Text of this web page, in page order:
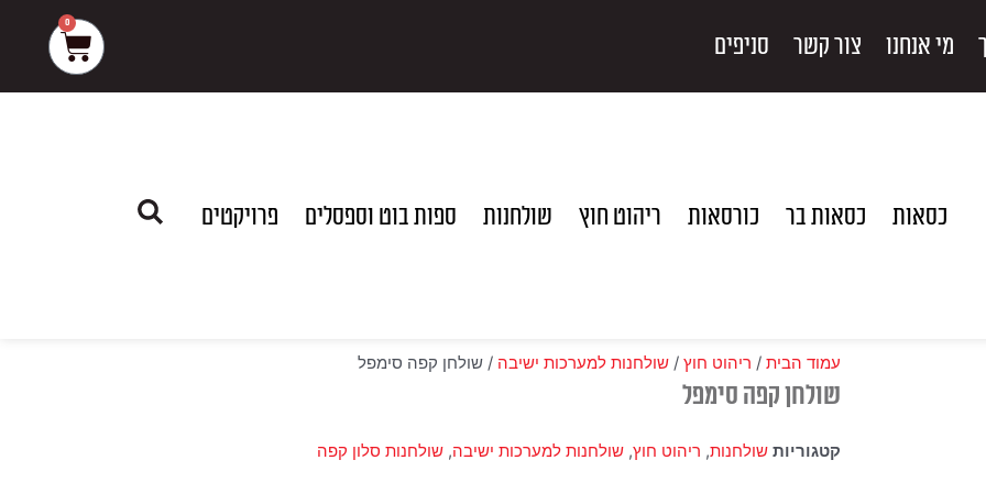
מי אנחנו צור קשר סניפים
0
עגלת
קניות
כסאות כסאות בר כורסאות ריהוט חוץ שולחנות ספות בוט וספסלים פרויקטים
עמוד הבית / ריהוט חוץ / שולחנות למערכות ישיבה / שולחן קפה סימפל
שולחן קפה סימפל
קטגוריות שולחנות, ריהוט חוץ, שולחנות למערכות ישיבה, שולחנות סלון קפה